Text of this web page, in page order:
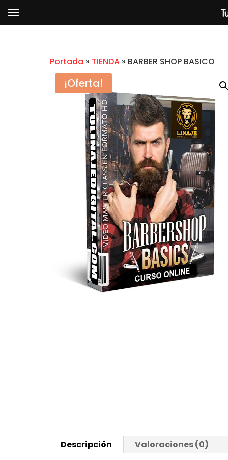
Portada » TIENDA » BARBER SHOP BASICO
¡Oferta!
Descripción Valoraciones (0)